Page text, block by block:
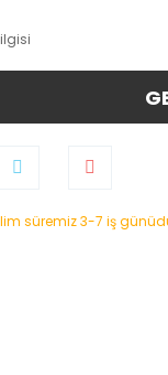
süremiz 3-7 iş